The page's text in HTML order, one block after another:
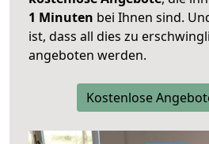
1 Minuten bei Ihnen sind.
ist, dass all dies zu
angeboten werden.
Kostenlose